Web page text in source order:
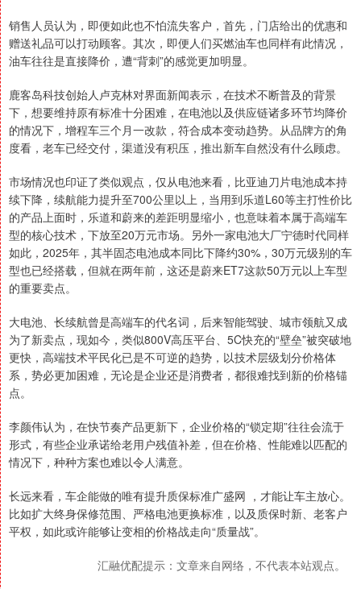
销售人员认为，即便如此也不怕流失客户，首先，门店给出的优惠和
赠送礼品可以打动顾客。其次，即便人们买燃油车也同样有此情况，
油车往往是直接降价，遭“背刺”的感觉更加明显。
鹿客岛科技创始人卢克林对界面新闻表示，在技术不断普及的背景
下，想要维持原有标准十分困难，在电池以及供应链诸多环节均降价
的情况下，增程车三个月一改款，符合成本变动趋势。从品牌方的角
度看，老车已经交付，渠道没有积压，推出新车自然没有什么顾虑。
市场情况也印证了类似观点，仅从电池来看，比亚迪刀片电池成本持
续下降，续航能力提升至700公里以上，当用到乐道L60等主打性价比
的产品上面时，乐道和蔚来的差距明显缩小，也意味着本属于高端车
型的核心技术，下放至20万元市场。另外一家电池大厂宁德时代同样
如此，2025年，其半固态电池成本同比下降约30%，30万元级别的车
型也已经搭载，但就在两年前，这还是蔚来ET7这款50万元以上车型
的重要卖点。
大电池、长续航曾是高端车的代名词，后来智能驾驶、城市领航又成
为了新卖点，现如今，类似800V高压平台、5C快充的“壁垒”被突破地
更快，高端技术平民化已是不可逆的趋势，以技术层级划分价格体
系，势必更加困难，无论是企业还是消费者，都很难找到新的价格锚
点。
李颜伟认为，在快节奏产品更新下，企业价格的“锁定期”往往会流于
形式，有些企业承诺给老用户残值补差，但在价格、性能难以匹配的
情况下，种种方案也难以令人满意。
长远来看，车企能做的唯有提升质保标准广盛网 ，才能让车主放心。
比如扩大终身保修范围、严格电池更换标准，以及质保时新、老客户
平权，如此或许能够让变相的价格战走向“质量战”。
汇融优配提示：文章来自网络，不代表本站观点。